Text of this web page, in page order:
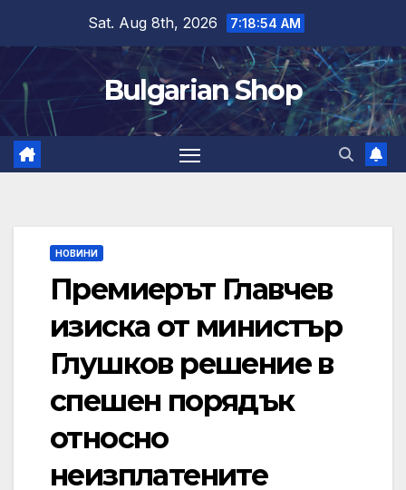
content
Sat. Aug 8th, 2026 7:18:55 AM
Bulgarian Shop
НОВИНИ
Премиерът Главчев
изиска от министър
Глушков решение в
спешен порядък
относно
неизплатените